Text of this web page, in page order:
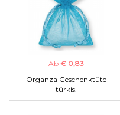
Ab € 0,83
Organza Geschenktüte
türkis.